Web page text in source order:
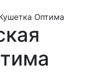
Оптима